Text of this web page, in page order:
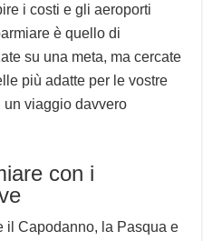
i costi e gli aeroporti
è quello di
su una meta, ma cercate
più adatte per le vostre
un viaggio davvero
con i
il Capodanno, la Pasqua e